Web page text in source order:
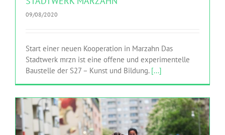
09/08/2020
Start einer neuen Kooperation in Marzahn Das
Stadtwerk mrzn ist eine offene und experimentelle
Baustelle der S27 – Kunst und Bildung. [...]